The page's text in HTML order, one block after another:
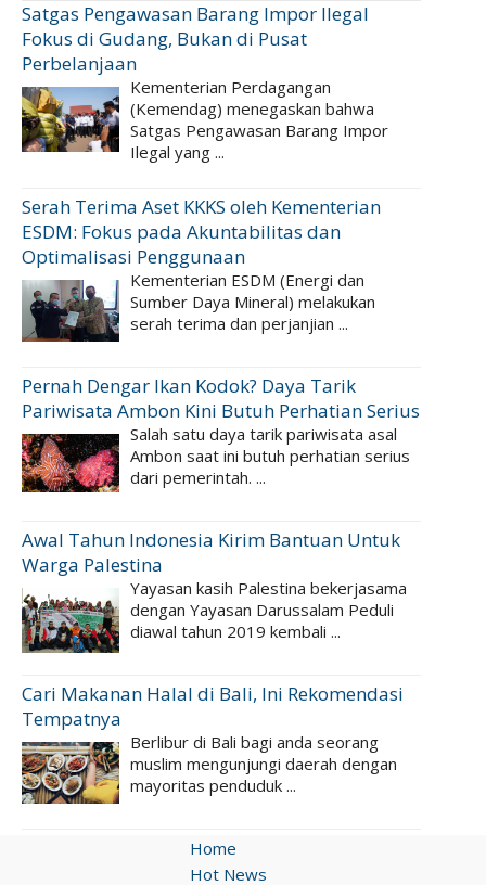
Satgas Pengawasan Barang Impor Ilegal
Fokus di Gudang, Bukan di Pusat
Perbelanjaan
Kementerian Perdagangan
(Kemendag) menegaskan bahwa
Satgas Pengawasan Barang Impor
Ilegal yang ...
Serah Terima Aset KKKS oleh Kementerian
ESDM: Fokus pada Akuntabilitas dan
Optimalisasi Penggunaan
Kementerian ESDM (Energi dan
Sumber Daya Mineral) melakukan
serah terima dan perjanjian ...
Pernah Dengar Ikan Kodok? Daya Tarik
Pariwisata Ambon Kini Butuh Perhatian Serius
Salah satu daya tarik pariwisata asal
Ambon saat ini butuh perhatian serius
dari pemerintah. ...
Awal Tahun Indonesia Kirim Bantuan Untuk
Warga Palestina
Yayasan kasih Palestina bekerjasama
dengan Yayasan Darussalam Peduli
diawal tahun 2019 kembali ...
Cari Makanan Halal di Bali, Ini Rekomendasi
Tempatnya
Berlibur di Bali bagi anda seorang
muslim mengunjungi daerah dengan
mayoritas penduduk ...
Home
Hot News